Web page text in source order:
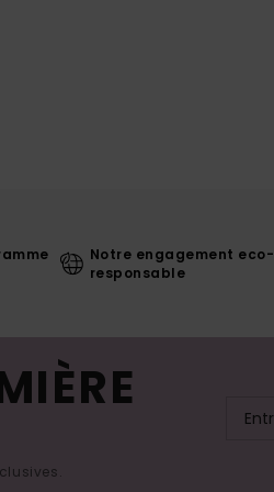
Notre engagement eco-
responsable